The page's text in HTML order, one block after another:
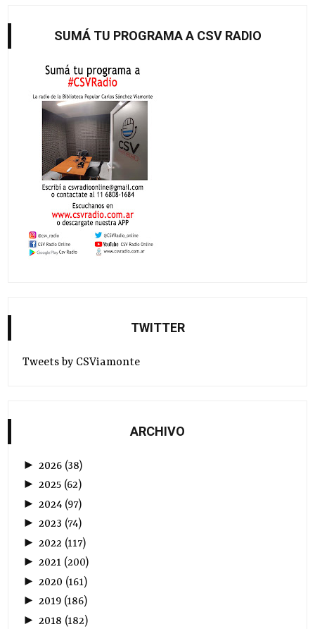
SUMÁ TU PROGRAMA A CSV RADIO
TWITTER
Tweets by CSViamonte
ARCHIVO
► 2026 (38)
►2025 (62)
► 2024 (97)
►2023 (74)
► 2022 (117)
►2021 (200)
► 2020 (161)
►2019 (186)
► 2018 (182)